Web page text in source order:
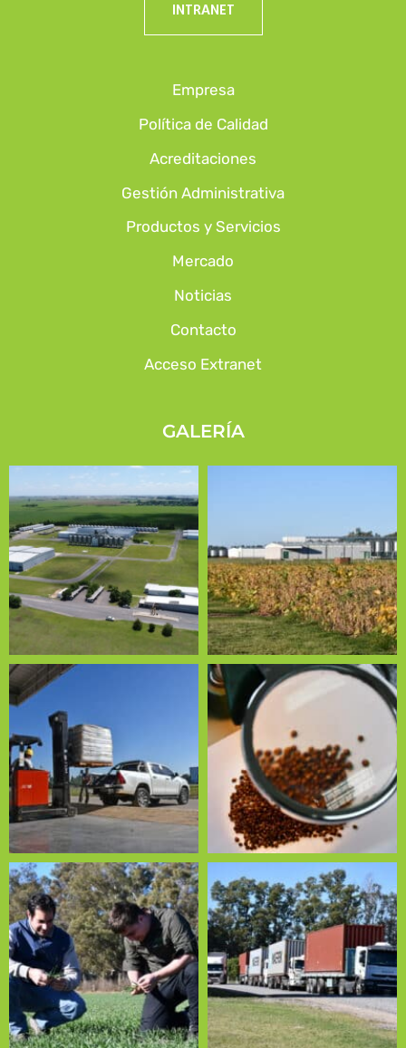
INTRANET
Empresa
Política de Calidad
Acreditaciones
Gestión Administrativa
Productos y Servicios
Mercado
Noticias
Contacto
Acceso Extranet
GALERÍA